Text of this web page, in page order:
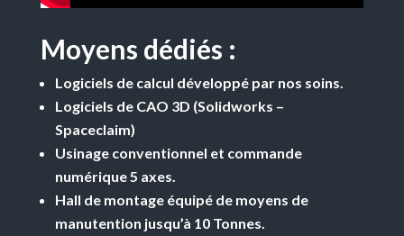
Moyens dédiés :
Logiciels de calcul développé par nos soins.
Logiciels de CAO 3D (Solidworks –
Spaceclaim)
Usinage conventionnel et commande
numérique 5 axes.
Hall de montage équipé de moyens de
manutention jusqu’à 10 Tonnes.